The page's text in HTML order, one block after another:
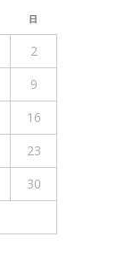
日
2
9
16
23
30